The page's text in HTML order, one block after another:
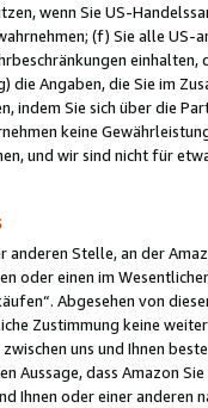
wenn Sie US-
(f) Sie alle
die Angaben, die Sie im
indem Sie sich über die
keine
und wir sind nicht für
anderen Stelle, an der
oder einen im
Abgesehen von
Zustimmung keine
uns und Ihnen
Aussage, dass Amazon
Ihnen oder einer